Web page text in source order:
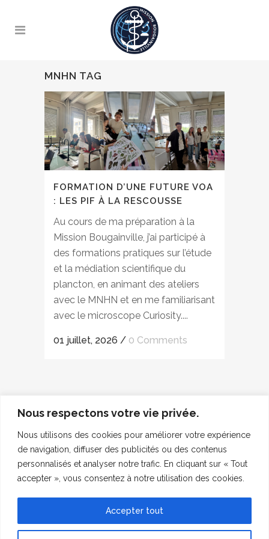
Nous respectons votre vie privée.
Nous utilisons des cookies pour améliorer votre expérience
de navigation, diffuser des publicités ou des contenus
personnalisés et analyser notre trafic. En cliquant sur « Tout
accepter », vous consentez à notre utilisation des cookies.
Accepter tout
MNHN TAG
FORMATION D’UNE FUTURE VOA
: LES PIF À LA RESCOUSSE
Au cours de ma préparation à la
Mission Bougainville, j’ai participé à
des formations pratiques sur l’étude
et la médiation scientifique du
plancton, en animant des ateliers
avec le MNHN et en me familiarisant
avec le microscope Curiosity....
01 juillet, 2026 / 0 Comments